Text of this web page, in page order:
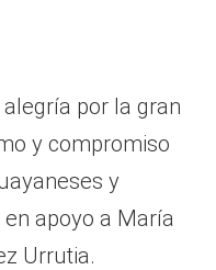
por la gran
y compromiso
y
apoyo a María
Urrutia.